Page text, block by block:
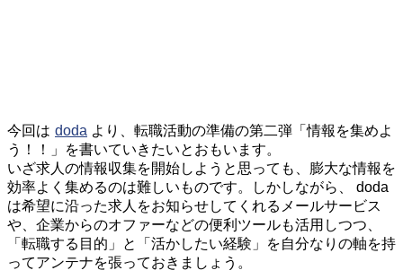
今回は doda より、転職活動の準備の第二弾「情報を集めよ
う！！」を書いていきたいとおもいます。
いざ求人の情報収集を開始しようと思っても、膨大な情報を
効率よく集めるのは難しいものです。しかしながら、 doda
は希望に沿った求人をお知らせしてくれるメールサービス
や、企業からのオファーなどの便利ツールも活用しつつ、
「転職する目的」と「活かしたい経験」を自分なりの軸を持
ってアンテナを張っておきましょう。